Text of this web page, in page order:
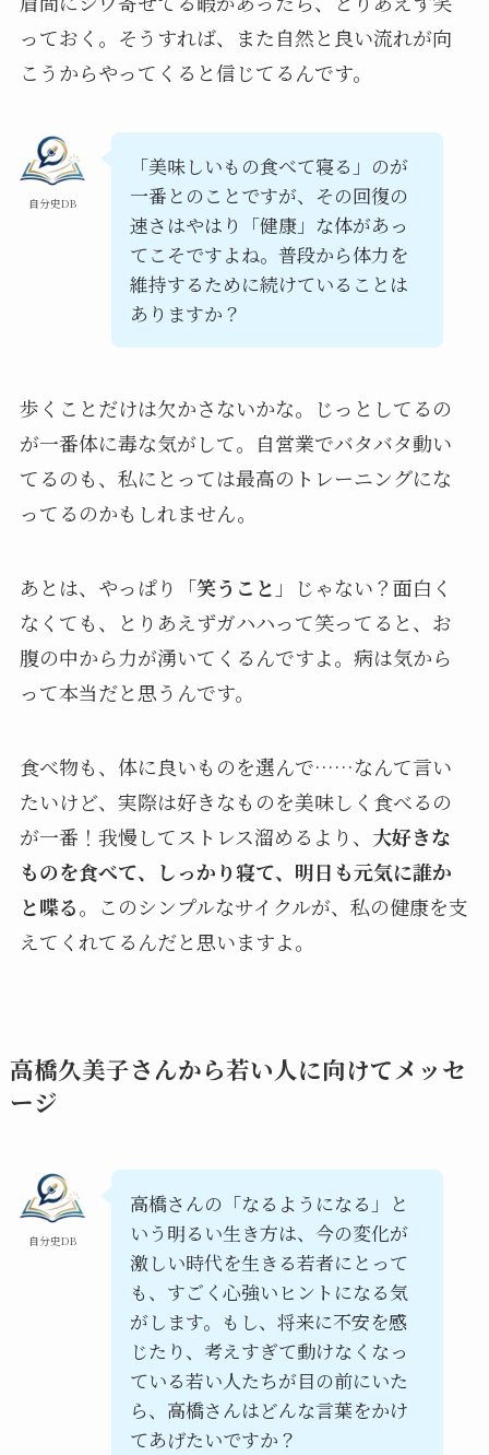
っておく。そうすれば、また自然と良い流れが向
こうからやってくると信じてるんです。
自分史DB
「美味しいもの食べて寝る」のが
一番とのことですが、その回復の
速さはやはり「健康」な体があっ
てこそですよね。普段から体力を
維持するために続けていることは
ありますか？
歩くことだけは欠かさないかな。じっとしてるの
が一番体に毒な気がして。自営業でバタバタ動い
てるのも、私にとっては最高のトレーニングにな
ってるのかもしれません。
あとは、やっぱり「笑うこと 」じゃない？面白く
なくても、とりあえずガハハって笑ってると、お
腹の中から力が湧いてくるんですよ。病は気から
って本当だと思うんです。
食べ物も、体に良いものを選んで……なんて言い
たいけど、実際は好きなものを美味しく食べるの
が一番！我慢してストレス溜めるより、 大好きな
ものを食べて、しっかり寝て、明日も元気に誰か
と喋る。このシンプルなサイクルが、私の健康を支
えてくれてるんだと思いますよ。
高橋久美子さんから若い人に向けてメッセ
ージ
自分史DB
高橋さんの「なるようになる」と
いう明るい生き方は、今の変化が
激しい時代を生きる若者にとって
も、すごく心強いヒントになる気
がします。もし、将来に不安を感
じたり、考えすぎて動けなくなっ
ている若い人たちが目の前にいた
ら、高橋さんはどんな言葉をかけ
てあげたいですか？